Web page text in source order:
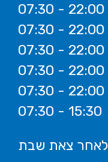
07:30 - 22:00
07:30 - 22:00
07:30 - 22:00
07:30 - 22:00
07:30 - 22:00
07:30 - 15:30
לאחר צאת שבת